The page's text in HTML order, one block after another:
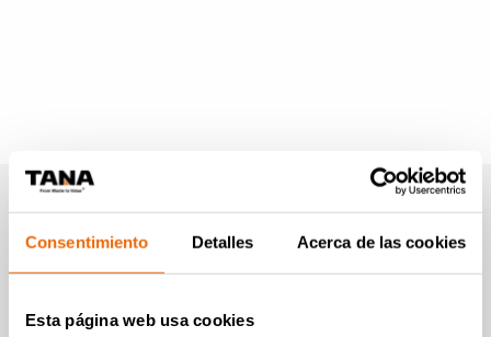
Consentimiento Detalles Acerca de las cookies
Esta página web usa cookies
Boletín informativo de
Tana (en Inglés)
Súmese para recibir información